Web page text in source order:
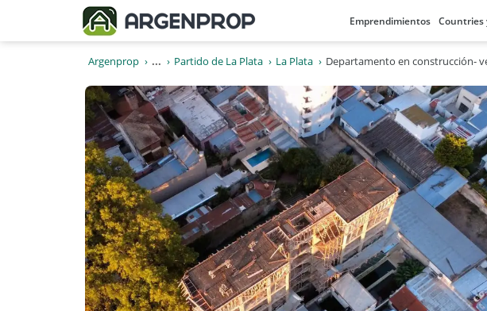
Emprendimientos Countries
Argenprop ... Partido de La Plata La Plata